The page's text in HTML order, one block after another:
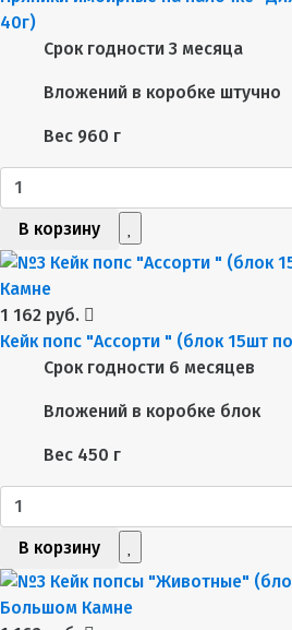
40г)
Срок годности 3 месяца
Вложений в коробке штучно
Вес 960 г
В корзину
1 162 руб.
Кейк попс "Ассорти " (блок 15шт
Срок годности 6 месяцев
Вложений в коробке блок
Вес 450 г
В корзину